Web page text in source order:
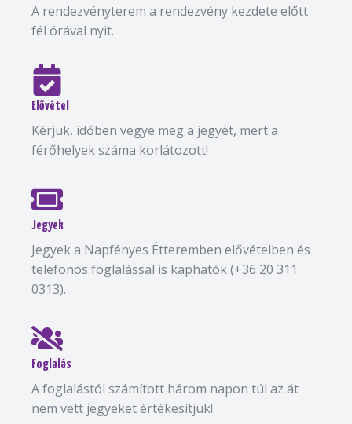
A rendezvényterem a rendezvény kezdete előtt
fél órával nyit.
Elővétel
Kérjük, időben vegye meg a jegyét, mert a
férőhelyek száma korlátozott!
Jegyek
Jegyek a Napfényes Étteremben elővételben és
telefonos foglalással is kaphatók (+36 20 311
0313).
Foglalás
A foglalástól számított három napon túl az át
nem vett jegyeket értékesítjük!